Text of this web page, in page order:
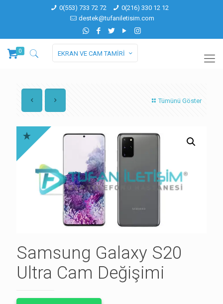
0(553) 733 72 72
0(216) 330 12 12
destek@tufaniletisim.com
0 EKRAN VE CAM TAMİRİ
Tümünü Göster
Samsung Galaxy S20
Ultra Cam Değişimi